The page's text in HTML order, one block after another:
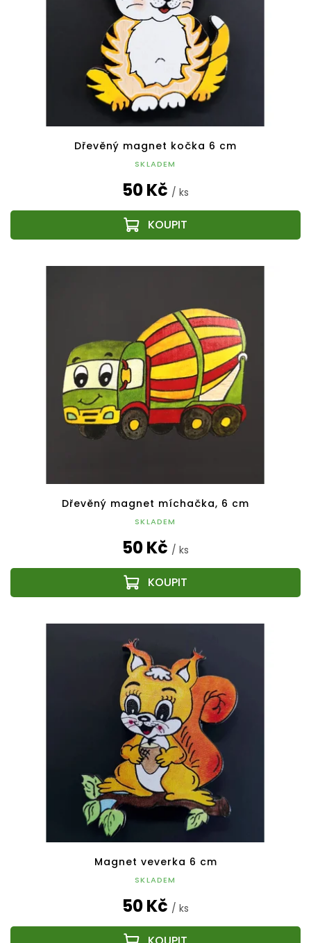
Dřevěný magnet kočka 6 cm
SKLADEM
50 Kč / ks
Dřevěný magnet míchačka, 6 cm
SKLADEM
50 Kč / ks
Magnet veverka 6 cm
SKLADEM
50 Kč / ks